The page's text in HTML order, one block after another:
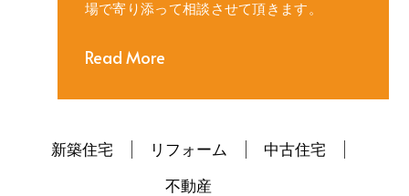
場で寄り添って相談させて頂きます。
Read More
新築住宅 リフォーム
中古住宅
不動産